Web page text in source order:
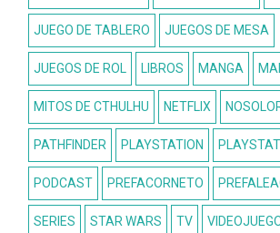
JUEGO DE TABLERO JUEGOS DE MESA
JUEGOS DE ROL LIBROS MANGA
MITOS DE CTHULHU NETFLIX
PATHFINDER PLAYSTATION
PODCAST PREFACORNETO
SERIES STAR WARS TV